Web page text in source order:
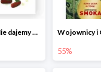
Rodzina Treflików. Nie dajemy się nudzie!
55%